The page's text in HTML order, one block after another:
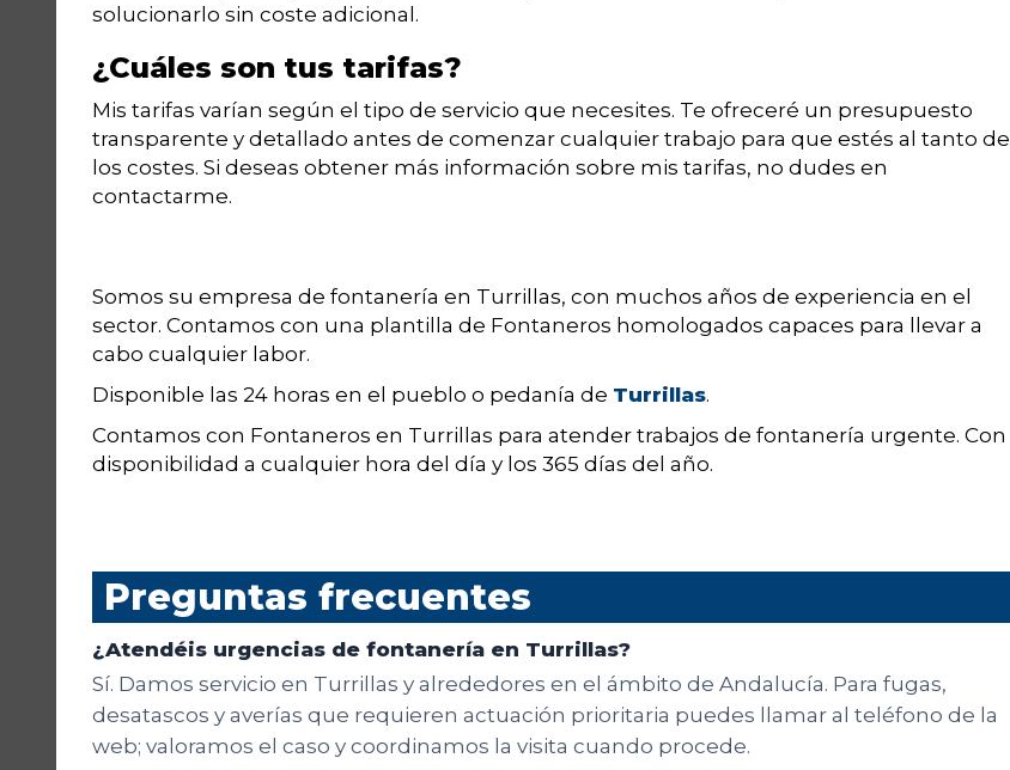
solucionarlo sin coste adicional.
¿Cuáles son tus tarifas?
Mis tarifas varían según el tipo de servicio que necesites. Te ofreceré un presupuesto
transparente y detallado antes de comenzar cualquier trabajo para que estés al tanto de
los costes. Si deseas obtener más información sobre mis tarifas, no dudes en
contactarme.
Somos su empresa de fontanería en Turrillas, con muchos años de experiencia en el
sector. Contamos con una plantilla de Fontaneros homologados capaces para llevar a
cabo cualquier labor.
Disponible las 24 horas en el pueblo o pedanía de Turrillas.
Contamos con Fontaneros en Turrillas para atender trabajos de fontanería urgente. Con
disponibilidad a cualquier hora del día y los 365 días del año.
Preguntas frecuentes
¿Atendéis urgencias de fontanería en Turrillas?
Sí. Damos servicio en Turrillas y alrededores en el ámbito de Andalucía. Para fugas,
desatascos y averías que requieren actuación prioritaria puedes llamar al teléfono de la
web; valoramos el caso y coordinamos la visita cuando procede.